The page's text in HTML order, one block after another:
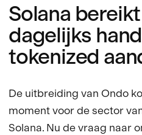
Solana
dagelijks
tokenized
De uitbreiding van Ondo
moment voor de sector
Solana. Nu de vraag naar